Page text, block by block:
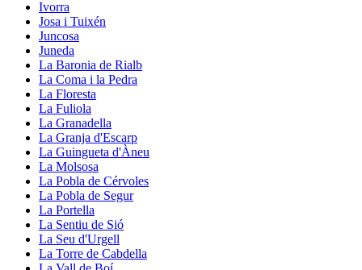
Ivorra
Josa i Tuixén
Juncosa
Juneda
La Baronia de Rialb
La Coma i la Pedra
La Floresta
La Fuliola
La Granadella
La Granja d'Escarp
La Guingueta d'Àneu
La Molsosa
La Pobla de Cérvoles
La Pobla de Segur
La Portella
La Sentiu de Sió
La Seu d'Urgell
La Torre de Cabdella